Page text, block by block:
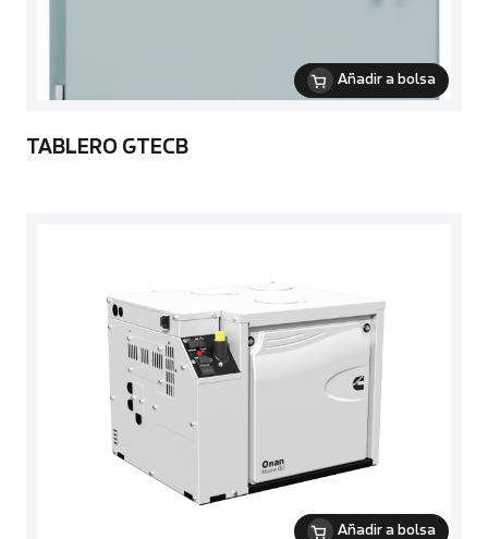
Añadir a bolsa
TABLERO GTECB
Añadir a bolsa